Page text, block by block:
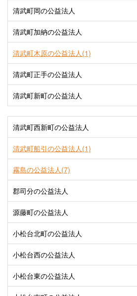
清武町岡の公益法人
清武町加納の公益法人
清武町木原の公益法人(1)
清武町正手の公益法人
清武町新町の公益法人
清武町西新町の公益法人
清武町船引の公益法人(1)
霧島の公益法人(7)
郡司分の公益法人
源藤町の公益法人
小松台北町の公益法人
小松台西の公益法人
小松台東の公益法人